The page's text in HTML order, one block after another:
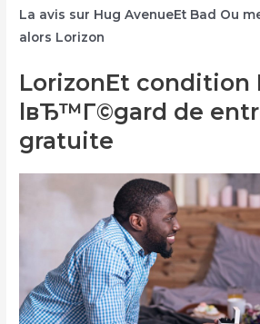
La avis sur Hug AvenueEt Bad Ou
alors Lorizon
LorizonEt condition
lвЂ™Г©gard de
gratuite